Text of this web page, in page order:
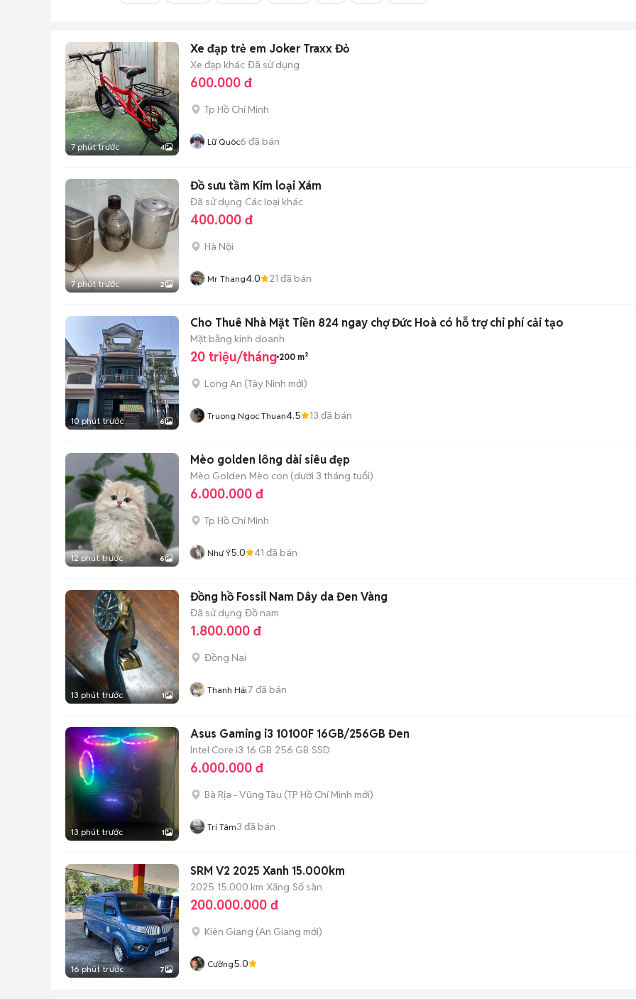
7 phút trước 4
Xe đạp trẻ em Joker Traxx Đỏ
Xe đạp khác Đã sử dụng
600.000 đ
Tp Hồ Chí Minh
Lữ Quôc6 đã bán
7 phút trước 2
Đồ sưu tầm Kim loại Xám
Đã sử dụng Các loại khác
400.000 đ
Hà Nội
Mr Thang4.0 21 đã bán
10 phút trước 6
Cho Thuê Nhà Mặt Tiền 824 ngay chợ Đức Hoà có hỗ trợ chi phí cải tạo
Mặt bằng kinh doanh
20 triệu/tháng 200 m²
Long An (Tây Ninh mới)
Truong Ngoc Thuan4.5 13 đã bán
12 phút trước 6
Mèo golden lông dài siêu đẹp
Mèo Golden Mèo con (dưới 3 tháng tuổi)
6.000.000 đ
Tp Hồ Chí Minh
Như Ý5.0 41 đã bán
13 phút trước 1
Đồng hồ Fossil Nam Dây da Đen Vàng
Đã sử dụng Đồ nam
1.800.000 đ
Đồng Nai
Thanh Hải7 đã bán
13 phút trước 1
Asus Gaming i3 10100F 16GB/256GB Đen
Intel Core i3 16 GB 256 GB SSD
6.000.000 đ
Bà Rịa - Vũng Tàu (TP Hồ Chí Minh mới)
Trí Tâm3 đã bán
16 phút trước 7
SRM V2 2025 Xanh 15.000km
2025 15.000 km Xăng Số sàn
200.000.000 đ
Kiên Giang (An Giang mới)
Cường5.0